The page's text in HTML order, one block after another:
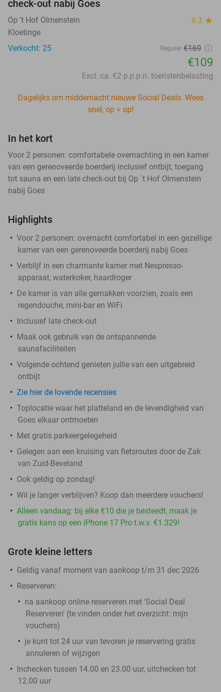
check-out nabij Goes
Op 't Hof Olmenstein 9.3 star
Kloetinge
Verkocht: 25
Regulier €169
€109
Excl. ca. €2 p.p.p.n. toeristenbelasting
Dagelijks om middernacht nieuwe Social Deals. Wees
snel, op = op!
In het kort
Voor 2 personen: comfortabele overnachting in een kamer
van een gerenoveerde boerderij inclusief ontbijt, toegang
tot sauna en een late check-out bij Op ´t Hof Olmenstein
nabij Goes
Highlights
Voor 2 personen: overnacht comfortabel in een gezellige
kamer van een gerenoveerde boerderij nabij Goes
Verblijf in een charmante kamer met Nespresso-
apparaat, waterkoker, haardroger
De kamer is van alle gemakken voorzien, zoals een
regendouche, mini-bar en WiFi
Inclusief late check-out
Maak ook gebruik van de ontspannende
saunafaciliteiten
Volgende ochtend genieten jullie van een uitgebreid
ontbijt
Zie hier de lovende recensies
Toplocatie waar het platteland en de levendigheid van
Goes elkaar ontmoeten
Met gratis parkeergelegeheid
Gelegen aan een kruising van fietsroutes door de Zak
van Zuid-Beveland
Ook geldig op zondag!
Wil je langer verblijven? Koop dan meerdere vouchers!
Alleen vandaag: bij elke €10 die je besteedt, maak je
gratis kans op een iPhone 17 Pro t.w.v. €1.329!
Grote kleine letters
Geldig vanaf moment van aankoop t/m 31 dec 2026
Reserveren:
na aankoop online reserveren met 'Social Deal
Reserveren' (te vinden onder het overzicht: mijn
vouchers)
je kunt tot 24 uur van tevoren je reservering gratis
annuleren of wijzigen
Inchecken tussen 14.00 en 23.00 uur, uitchecken tot
12.00 uur